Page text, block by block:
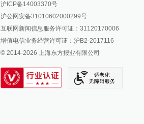
澎湃新闻公众号
澎湃新闻抖音号
派生万物开放平台
IP SHANGHAI
SIXTH TONE
报料邮箱: news@thepaper.cn
沪ICP备14003370号
沪公网安备31010602000299号
互联网新闻信息服务许可证：31120170006
增值电信业务经营许可证：沪B2-2017116
© 2014-2026 上海东方报业有限公司